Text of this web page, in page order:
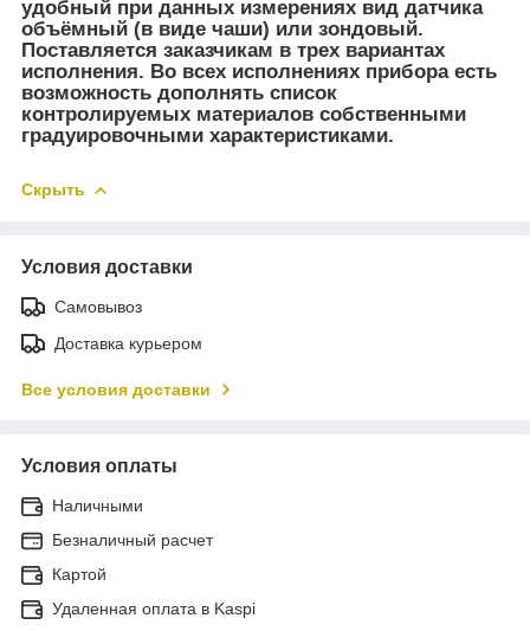
удобный при данных измерениях вид датчика
объёмный (в виде чаши) или зондовый.
Поставляется заказчикам в трех вариантах
исполнения. Во всех исполнениях прибора есть
возможность дополнять список
контролируемых материалов собственными
градуировочными характеристиками.
Скрыть
Условия доставки
Самовывоз
Доставка курьером
Все условия доставки
Условия оплаты
Наличными
Безналичный расчет
Картой
Удаленная оплата в Kaspi